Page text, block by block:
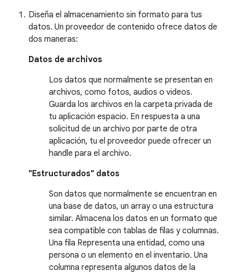
Diseña el almacenamiento sin formato para tus
datos. Un proveedor de contenido ofrece datos de
dos maneras:
Datos de archivos
Los datos que normalmente se presentan en
archivos, como fotos, audios o videos.
Guarda los archivos en la carpeta privada de
tu aplicación espacio. En respuesta a una
solicitud de un archivo por parte de otra
aplicación, tu el proveedor puede ofrecer un
handle para el archivo.
"Estructurados" datos
Son datos que normalmente se encuentran en
una base de datos, un array o una estructura
similar. Almacena los datos en un formato que
sea compatible con tablas de filas y columnas.
Una fila Representa una entidad, como una
persona o un elemento en el inventario. Una
columna representa algunos datos de la